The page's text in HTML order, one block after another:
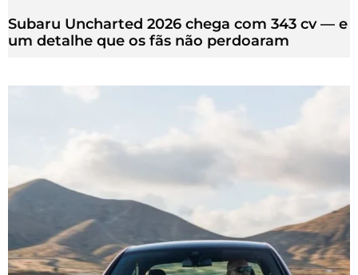
Subaru Uncharted 2026 chega com 343 cv — e
um detalhe que os fãs não perdoaram